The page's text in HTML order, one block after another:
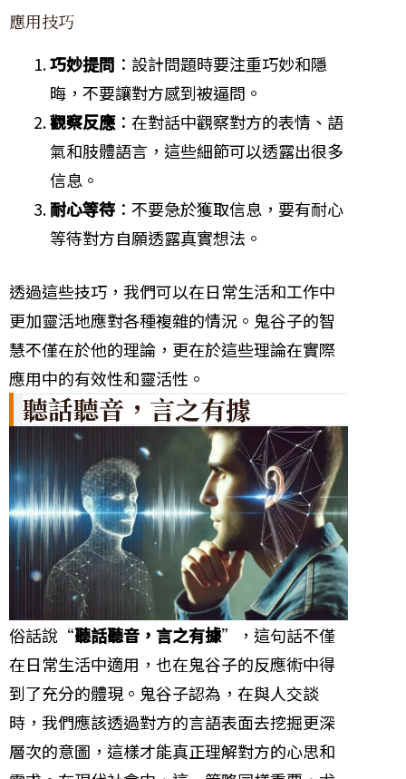
應用技巧
巧妙提問 ：設計問題時要注重巧妙和隱
晦，不要讓對方感到被逼問。
觀察反應：在對話中觀察對方的表情、語
氣和肢體語言，這些細節可以透露出很多
信息。
耐心等待 ：不要急於獲取信息，要有耐心
等待對方自願透露真實想法。
透過這些技巧，我們可以在日常生活和工作中
更加靈活地應對各種複雜的情況。鬼谷子的智
慧不僅在於他的理論，更在於這些理論在實際
應用中的有效性和靈活性。
聽話聽音，言之有據
俗話說“聽話聽音，言之有據”，這句話不僅
在日常生活中適用，也在鬼谷子的反應術中得
到了充分的體現。鬼谷子認為，在與人交談
時，我們應該透過對方的言語表面去挖掘更深
層次的意圖，這樣才能真正理解對方的心思和